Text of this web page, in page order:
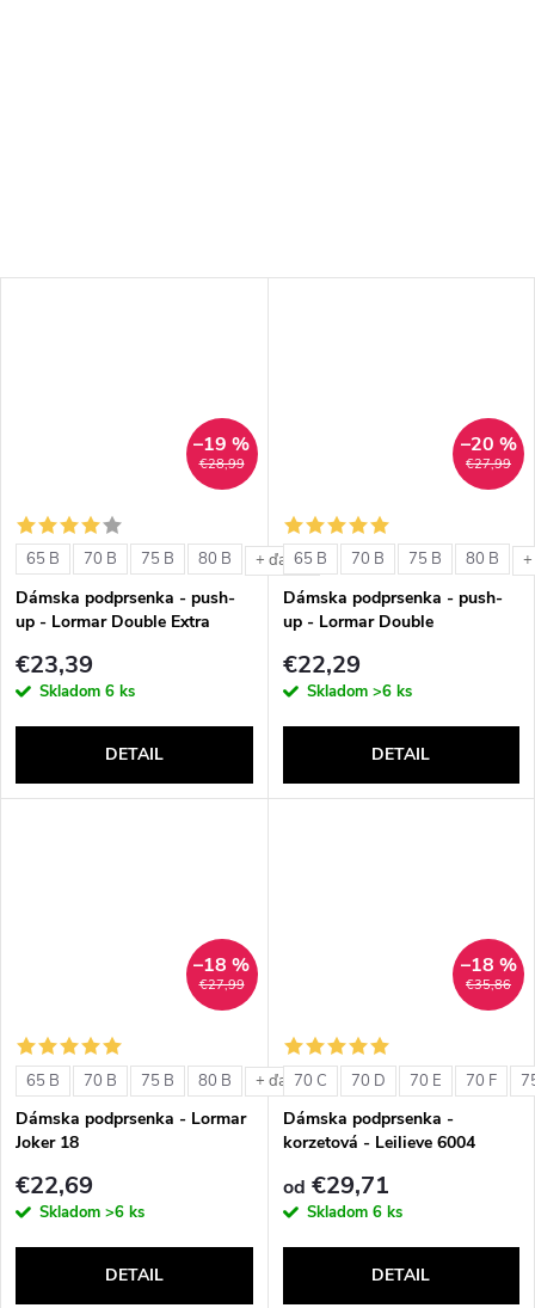
€28,99
–19 %
65 B 70 B 75 B 80 B + ďalšie
Dámska podprsenka - push-
up - Lormar Double Extra
€23,39
Skladom 6 ks
DETAIL
€27,99
–20 %
65 B 70 B 75 B 80 B
Dámska podprsenka - push-
up - Lormar Double
€22,29
Skladom >6 ks
DETAIL
€27,99
–18 %
65 B 70 B 75 B 80 B + ďalšie
Dámska podprsenka - Lormar
Joker 18
€22,69
Skladom >6 ks
DETAIL
€35,86
–18 %
70 C 70 D 70 E 70 F
Dámska podprsenka -
korzetová - Leilieve 6004
od €29,71
Skladom 6 ks
DETAIL